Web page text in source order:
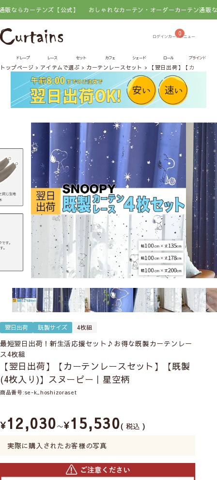
カーテンズ【公式】 おしゃれなカーテン・オーダーカーテン通販ならカ
0
ドレープ レース セット カフェ シェード ロール ブラインド
トップページ アイテムで選ぶ カーテンレースセット 【翌日出荷】【カーテン
翌日出荷 既製サイズ 4枚組
最短翌日出荷！新生活応援セット♪お得な既製カーテンレー
ス4枚組
【翌日出荷】【カーテンレースセット】【既製
(4枚入り)】スヌーピー｜星空柄
商品番号 se-k_hoshizoraset
¥12,030〜¥15,530
税込
実際に購入されたお客様の写真